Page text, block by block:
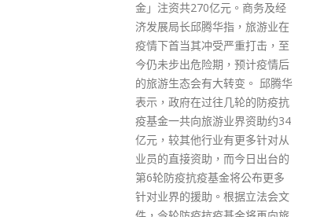
立法是其中一个方法，但亦有不
同手段，包括管理。他个人认为
管理会是优先考虑，因为大家比
较关注平衡点问题。 李家超接受
电台节目访问时说，有国家的做
法包括如认为是虚假讯息、对社
会造成破坏，便会要求移除，同
时会给予申辩机会；亦有做法是
要求发布者作出声明，例如有关
讯息未经求证及查证等；外国亦
有做法，例如在选举前，不能发